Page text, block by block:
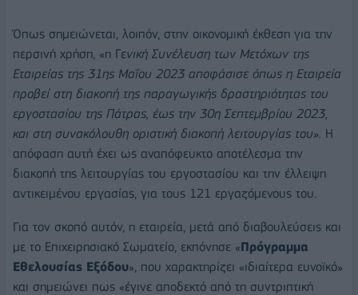
Όπως σημειώνεται, λοιπόν, στην οικονομική έκθεση για την
περσινή χρήση, «η Γενική Συνέλευση των Μετόχων της
Εταιρείας της 31ης Μαΐου 2023 αποφάσισε όπως η Εταιρεία
προβεί στη διακοπή της παραγωγικής δραστηριότητας του
εργοστασίου της Πάτρας, έως την 30η Σεπτεμβρίου 2023,
και στη συνακόλουθη οριστική διακοπή λειτουργίας του». Η
απόφαση αυτή έχει ως αναπόφευκτο αποτέλεσμα την
διακοπή της λειτουργίας του εργοστασίου και την έλλειψη
αντικειμένου εργασίας, για τους 121 εργαζόμενους του.
Για τον σκοπό αυτόν, η εταιρεία, μετά από διαβουλεύσεις και
με το Επιχειρησιακό Σωματείο, εκπόνησε «Πρόγραμμα
Εθελουσίας Εξόδου», που χαρακτηρίζει «ιδιαίτερα ευνοϊκό»
και σημειώνει πως «έγινε αποδεκτό από τη συντριπτική